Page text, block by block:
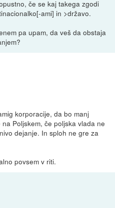
če se kaj takega zgodi
ami] in >državo.
pa upam, da veš da obstaja
korporacije, da bo manj
Poljskem, če poljska vlada ne
dejanje. In sploh ne gre za
povsem v riti.